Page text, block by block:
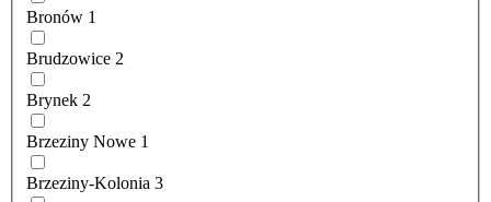
Bronów 1
Brudzowice 2
Brynek 2
Brzeziny Nowe 1
Brzeziny-Kolonia 3